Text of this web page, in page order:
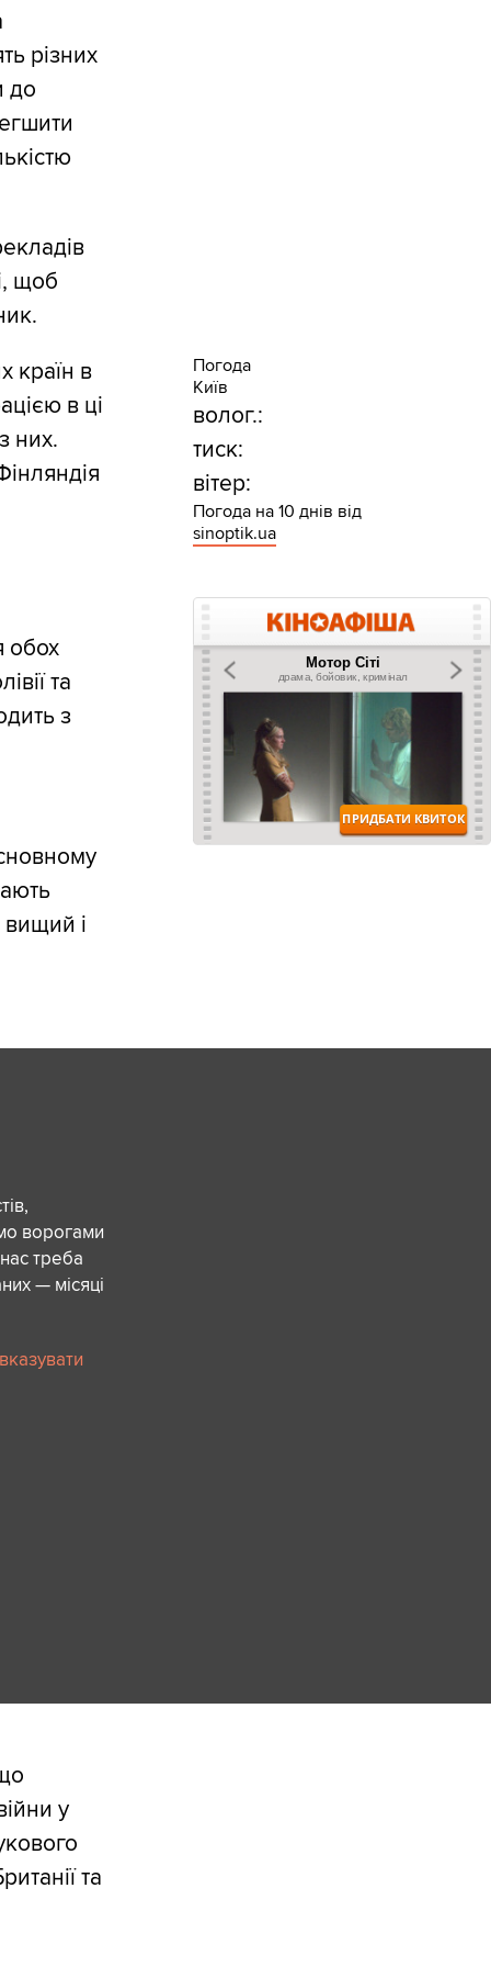
різних
до
щоб
країн в
в ці
них.
обох
та
з
вищий і
ворогами
треба
— місяці
у
та
Погода
Київ
волог.:
тиск:
вітер:
Погода на 10 днів від
sinoptik.ua